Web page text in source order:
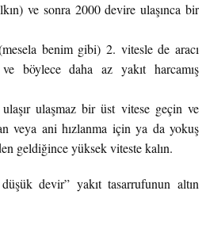
ve sonra 2000 devire ulaşınca bir
benim gibi) 2. vitesle de aracı
böylece daha az yakıt harcamış
ulaşmaz bir üst vitese geçin ve
veya ani hızlanma için ya da yokuş
geldiğince yüksek viteste kalın.
devir” yakıt tasarrufunun altın